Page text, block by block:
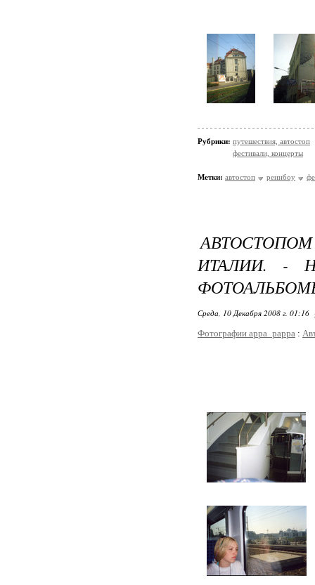
Рубрики: путешествия, автостоп
фестивали, концерты
Метки: автостоп реинбоу
ИТАЛИИ. -
Среда, 10 Декабря 2008 г. 01:16
Фотографии appa_pappa :